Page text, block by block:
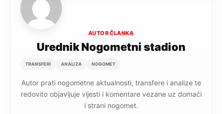
AUTOR ČLANKA
Urednik Nogometni stadion
TRANSFERI ANALIZA NOGOMET
Autor prati nogometne aktualnosti, transfere i analize te
redovito objavljuje vijesti i komentare vezane uz domaći
i strani nogomet.